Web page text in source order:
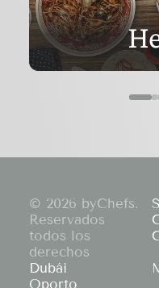
© 2026 byChefs.
Reservados
todos los
derechos
Dubái
Oporto